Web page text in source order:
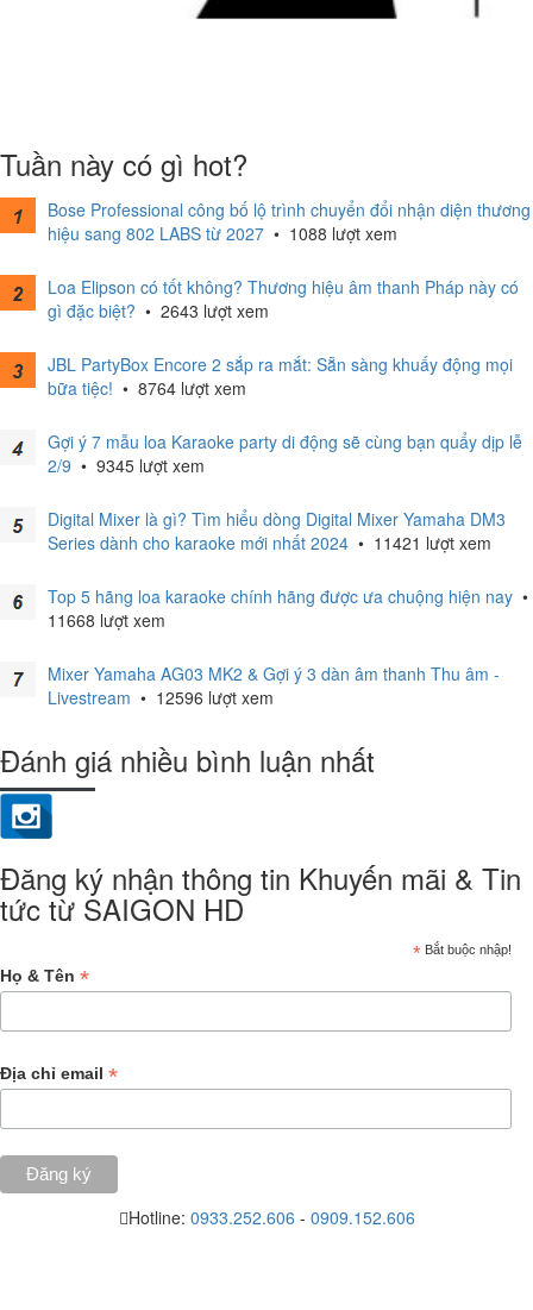
Tuần này có gì hot?
Bose Professional công bố lộ trình chuyển đổi nhận diện thương
hiệu sang 802 LABS từ 2027 • 1088 lượt xem
Loa Elipson có tốt không? Thương hiệu âm thanh Pháp này có
gì đặc biệt? • 2643 lượt xem
JBL PartyBox Encore 2 sắp ra mắt: Sẵn sàng khuấy động mọi
bữa tiệc! • 8764 lượt xem
Gợi ý 7 mẫu loa Karaoke party di động sẽ cùng bạn quẩy dịp lễ
2/9 • 9345 lượt xem
Digital Mixer là gì? Tìm hiểu dòng Digital Mixer Yamaha DM3
Series dành cho karaoke mới nhất 2024 • 11421 lượt xem
Top 5 hãng loa karaoke chính hãng được ưa chuộng hiện nay •
11668 lượt xem
Mixer Yamaha AG03 MK2 & Gợi ý 3 dàn âm thanh Thu âm -
Livestream • 12596 lượt xem
Đánh giá nhiều bình luận nhất
Đăng ký nhận thông tin Khuyến mãi & Tin
tức từ SAIGON HD
* Bắt buộc nhập!
Họ & Tên *
Địa chỉ email *
Hotline: 0933.252.606 - 0909.152.606